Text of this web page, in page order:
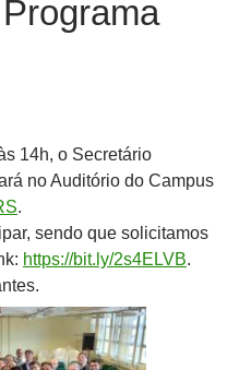
14h, o Secretário
no Auditório do Campus
.
sendo que solicitamos
https://bit.ly/2s4ELVB.